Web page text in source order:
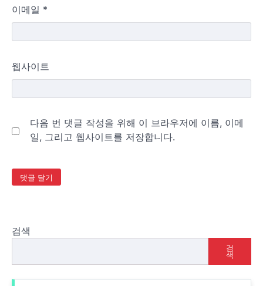
이메일 *
웹사이트
다음 번 댓글 작성을 위해 이 브라우저에 이름, 이메
일, 그리고 웹사이트를 저장합니다.
검색
검
색